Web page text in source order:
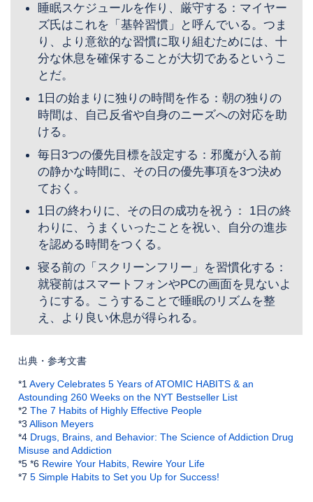
睡眠スケジュールを作り、厳守する：マイヤー
ズ氏はこれを「基幹習慣」と呼んでいる。つま
り、より意欲的な習慣に取り組むためには、十
分な休息を確保することが大切であるというこ
とだ。
1日の始まりに独りの時間を作る：朝の独りの
時間は、自己反省や自身のニーズへの対応を助
ける。
毎日3つの優先目標を設定する：邪魔が入る前
の静かな時間に、その日の優先事項を3つ決め
ておく。
1日の終わりに、その日の成功を祝う： 1日の終
わりに、うまくいったことを祝い、自分の進歩
を認める時間をつくる。
寝る前の「スクリーンフリー」を習慣化する：
就寝前はスマートフォンやPCの画面を見ないよ
うにする。こうすることで睡眠のリズムを整
え、より良い休息が得られる。
出典・参考文書
*1 Avery Celebrates 5 Years of ATOMIC HABITS & an
Astounding 260 Weeks on the NYT Bestseller List
*2 The 7 Habits of Highly Effective People
*3 Allison Meyers
*4 Drugs, Brains, and Behavior: The Science of Addiction Drug
Misuse and Addiction
*5 *6 Rewire Your Habits, Rewire Your Life
*7 5 Simple Habits to Set you Up for Success!